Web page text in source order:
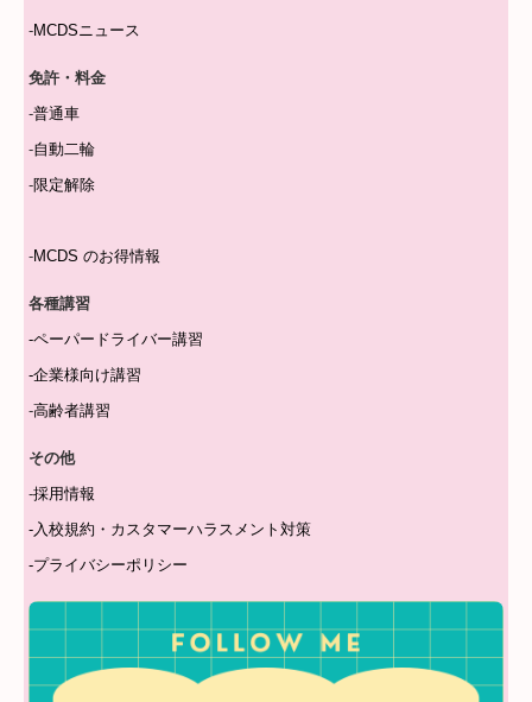
-MCDSニュース
免許・料金
-普通車
-自動二輪
-限定解除
-MCDS のお得情報
各種講習
-ペーパードライバー講習
-企業様向け講習
-高齢者講習
その他
-採用情報
-入校規約・カスタマーハラスメント対策
-プライバシーポリシー